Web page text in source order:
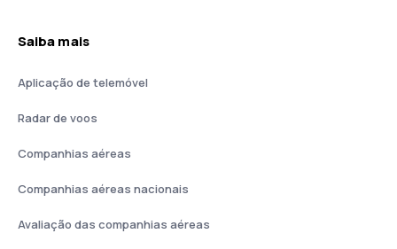
Saiba mais
Aplicação de telemóvel
Radar de voos
Companhias aéreas
Companhias aéreas nacionais
Avaliação das companhias aéreas